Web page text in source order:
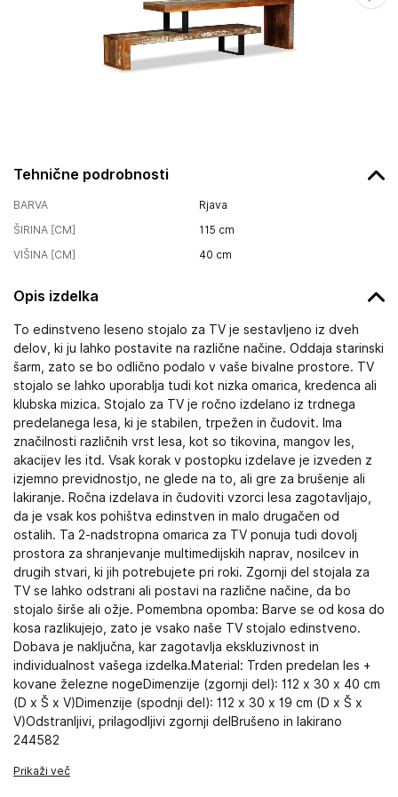
Tehnične podrobnosti
BARVA
Rjava
ŠIRINA [CM]
115 cm
VIŠINA [CM]
40 cm
Opis izdelka
To edinstveno leseno stojalo za TV je sestavljeno iz dveh
delov, ki ju lahko postavite na različne načine. Oddaja starinski
šarm, zato se bo odlično podalo v vaše bivalne prostore. TV
stojalo se lahko uporablja tudi kot nizka omarica, kredenca ali
klubska mizica. Stojalo za TV je ročno izdelano iz trdnega
predelanega lesa, ki je stabilen, trpežen in čudovit. Ima
značilnosti različnih vrst lesa, kot so tikovina, mangov les,
akacijev les itd. Vsak korak v postopku izdelave je izveden z
izjemno previdnostjo, ne glede na to, ali gre za brušenje ali
lakiranje. Ročna izdelava in čudoviti vzorci lesa zagotavljajo,
da je vsak kos pohištva edinstven in malo drugačen od
ostalih. Ta 2-nadstropna omarica za TV ponuja tudi dovolj
prostora za shranjevanje multimedijskih naprav, nosilcev in
drugih stvari, ki jih potrebujete pri roki. Zgornji del stojala za
TV se lahko odstrani ali postavi na različne načine, da bo
stojalo širše ali ožje. Pomembna opomba: Barve se od kosa do
kosa razlikujejo, zato je vsako naše TV stojalo edinstveno.
Dobava je naključna, kar zagotavlja ekskluzivnost in
individualnost vašega izdelka.Material: Trden predelan les +
kovane železne nogeDimenzije (zgornji del): 112 x 30 x 40 cm
(D x Š x V)Dimenzije (spodnji del): 112 x 30 x 19 cm (D x Š x
V)Odstranljivi, prilagodljivi zgornji delBrušeno in lakirano
244582
Prikaži več